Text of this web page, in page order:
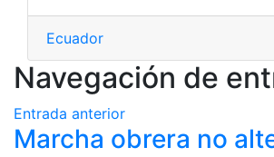
Ecuador
Navegación de
Entrada anterior
Marcha obrera no